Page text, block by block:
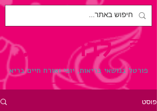
לבריאות.
פורטל בנושאי בריאות, יופי ואורח חיים בריא
פוסט